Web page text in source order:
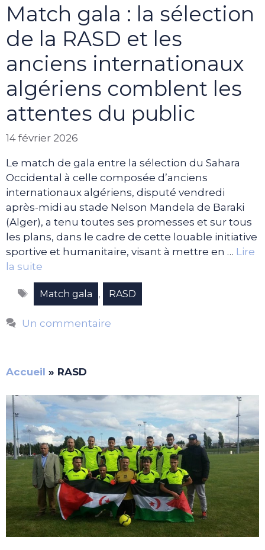
Match gala : la sélection
de la RASD et les
anciens internationaux
algériens comblent les
attentes du public
14 février 2026
Le match de gala entre la sélection du Sahara
Occidental à celle composée d’anciens
internationaux algériens, disputé vendredi
après-midi au stade Nelson Mandela de Baraki
(Alger), a tenu toutes ses promesses et sur tous
les plans, dans le cadre de cette louable initiative
sportive et humanitaire, visant à mettre en … Lire
la suite
Étiquettes
Match gala , RASD
Un commentaire
Accueil » RASD